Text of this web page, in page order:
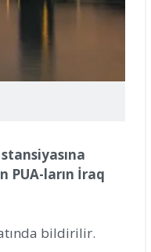
PUA-ların İraq
bildirilir.